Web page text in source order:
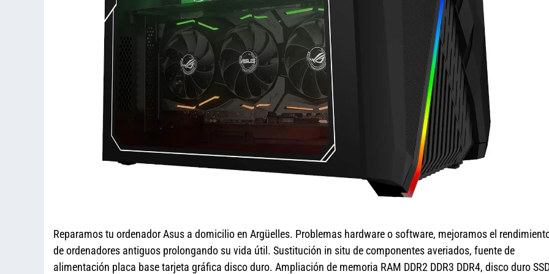
Reparamos tu ordenador Asus a domicilio en Argüelles. Problemas hardware o software, mejoramos el
de ordenadores antiguos prolongando su vida útil. Sustitución in situ de componentes averiados, fuente de
alimentación placa base tarjeta gráfica disco duro. Ampliación de memoria RAM DDR2 DDR3 DDR4, disco duro